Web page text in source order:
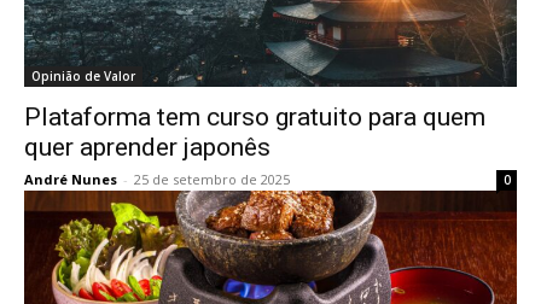
Opinião de Valor
Plataforma tem curso gratuito para quem
quer aprender japonês
André Nunes - 25 de setembro de 2025 0